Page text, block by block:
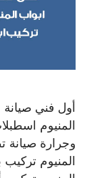
أول فني صيانة
المنيوم
وجرارة صيانة
المنيوم